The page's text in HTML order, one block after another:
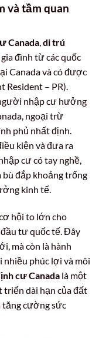
và tầm quan
Canada,di trú
đình từ các quốc
Canada và có được
Resident – PR).
nhập cư hưởng
ngoại trừ
phủ nhất định.
kiện và đưa ra
cư có tay nghề,
bù đắp khoảng trống
kinh tế.
hội to lớn cho
đầu tư quốc tế. Đây
mà còn là hành
phúc lợi và môi
cư Canada là một
triển dài hạn của đất
tăng cường sức